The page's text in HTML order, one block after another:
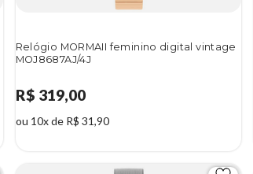
Relógio MORMAII feminino digital vintage
MOJ8687AJ/4J
R$ 319,00
ou 10x de R$ 31,90